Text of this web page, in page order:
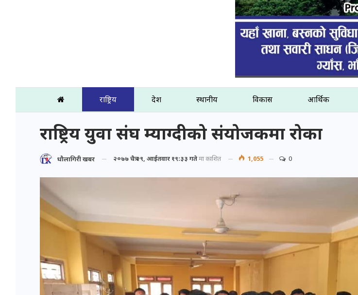
राष्ट्रिय प्रदेश स्थानीय विकास आर्थिक
राष्ट्रिय युवा संघ म्याग्दीको संयोजकमा रोका
धौलागिरी खबर २०७७ चैत्र २९, आईतवार १९:३३ गतेमा प्रकाशित 1,055 0